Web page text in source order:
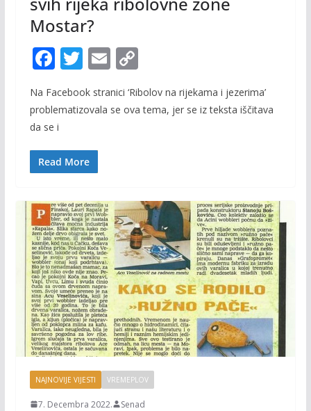
Mostar?
F
ac
e
b
o
o
T
w
itt
E
ai
C
o
p
Na Facebook stranici ‘Ribolov na rijekama i jezerima’
problematizovala se ova tema, jer se iz teksta iščitava
da se i
Read More
NAJNOVIJE VIJESTI VREMEPLOV
7. Decembra 2022. Senad